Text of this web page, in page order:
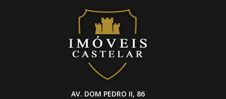
AV. DOM PEDRO II, 86